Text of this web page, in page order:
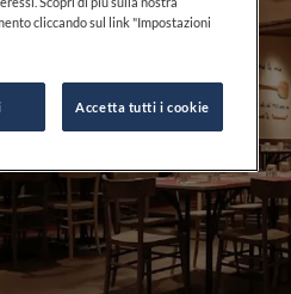
cliccando sul link "Impostazioni
Accetta tutti i cookie